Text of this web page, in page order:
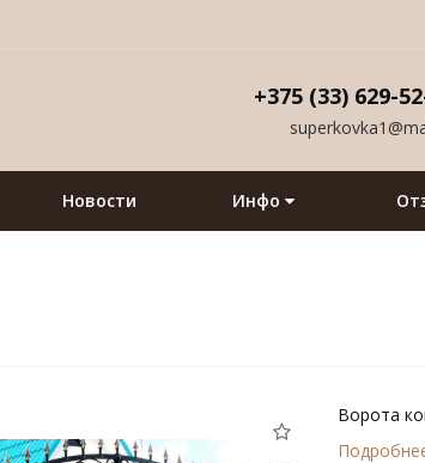
+375 (33) 629-
Новости Инфо
Ворота